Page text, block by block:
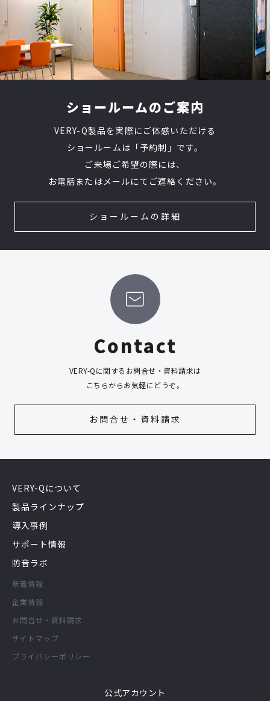
ショールームのご案内
VERY-Q製品を実際にご体感いただける
ショールームは「予約制」です。
ご来場ご希望の際には、
お電話またはメールにてご連絡ください。
ショールームの詳細
Contact
VERY-Qに関するお問合せ・資料請求は
こちらからお気軽にどうぞ。
お問合せ・資料請求
VERY-Qについて
製品ラインナップ
導入事例
サポート情報
防音ラボ
新着情報
企業情報
お問合せ・資料請求
サイトマップ
プライバシーポリシー
公式アカウント